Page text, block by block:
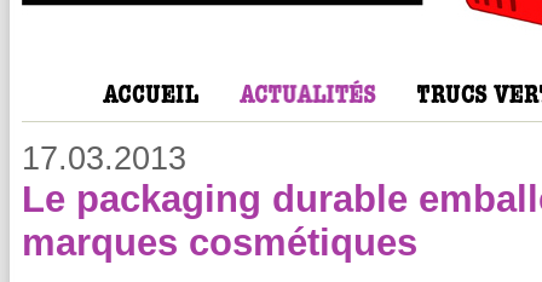
17.03.2013
Le packaging durable
marques cosmétiques